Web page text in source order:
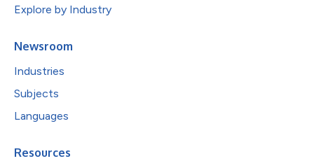
Explore by Industry
Newsroom
Industries
Subjects
Languages
Resources